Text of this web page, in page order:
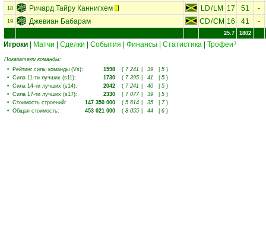
18 Ричард Тайру Каннигхем LD/ LM 17 51 -
19 Джевиан Бабарам CD/CM 16 41 -
25.7 1802
Игроки Матчи Сделки События Финансы Статистика Трофеи 7
Показатели команды:
• Рейтинг силы команды (Vs): 1598 ( 7 241 39 5 )
• Сила 11-ти лучших (s11): 1730 ( 7 395 41 5 )
• Сила 14-ти лучших (s14): 2042 ( 7 241 40 5 )
• Сила 17-ти лучших (s17): 2330 ( 7 077 39 5 )
• Стоимость строений: 147 350 000 ( 5 614 35 7 )
• Общая стоимость: 453 021 000 ( 8 055 44 6 )